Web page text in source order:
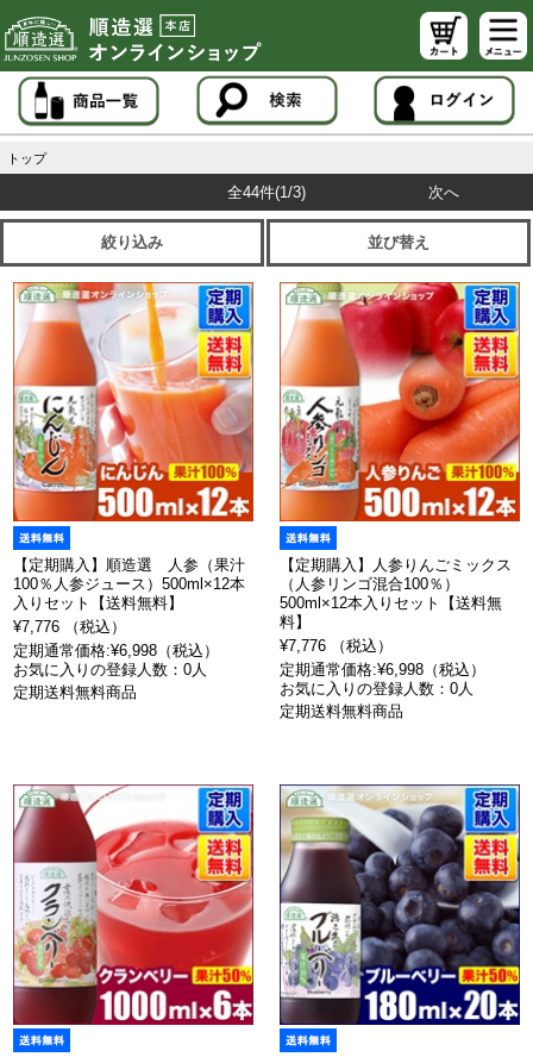
トップ
全44件(1/3) 次へ
絞り込み 並び替え
【定期購入】順造選 人参（果汁
100％人参ジュース）500ml×12本
入りセット【送料無料】
¥7,776 （税込）
定期通常価格:¥6,998（税込）
お気に入りの登録人数：0人
定期送料無料商品
【定期購入】人参りんごミックス
（人参リンゴ混合100％）
500ml×12本入りセット【送料無
料】
¥7,776 （税込）
定期通常価格:¥6,998（税込）
お気に入りの登録人数：0人
定期送料無料商品